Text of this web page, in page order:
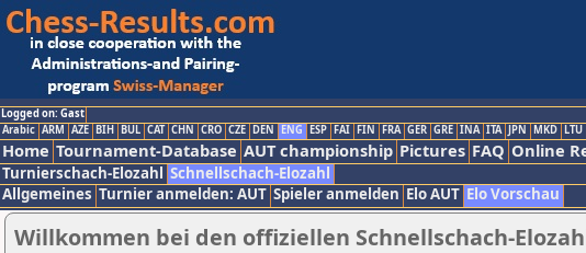
Logged on: Gast
Arabic ARM AZE BIH BUL CAT CHN CRO CZE DEN ENG ESP FAI FIN FRA GER GRE INA ITA JPN MKD LTU
Home Tournament-Database AUT championship Pictures FAQ Online
Turnierschach-Elozahl Schnellschach-Elozahl
Allgemeines Turnier anmelden: AUT Spieler anmelden Elo AUT Elo Vorschau
Willkommen bei den offiziellen Schnellschach-